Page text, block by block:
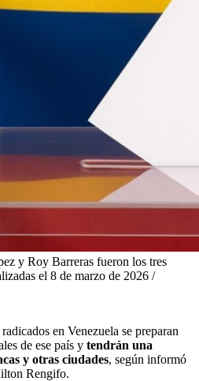
y Roy Barreras fueron los tres
el 8 de marzo de 2026 /
en Venezuela se preparan
de ese país y tendrán una
y otras ciudades, según informó
Rengifo.